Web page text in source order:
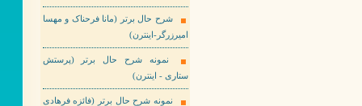
شرح حال برتر (مانا فرحناک و مهسا
امیرزرگر-اینترن)
نمونه شرح حال برتر (پرستش
ستاری - اینترن)
نمونه شرح حال برتر (فائزه فرهادی